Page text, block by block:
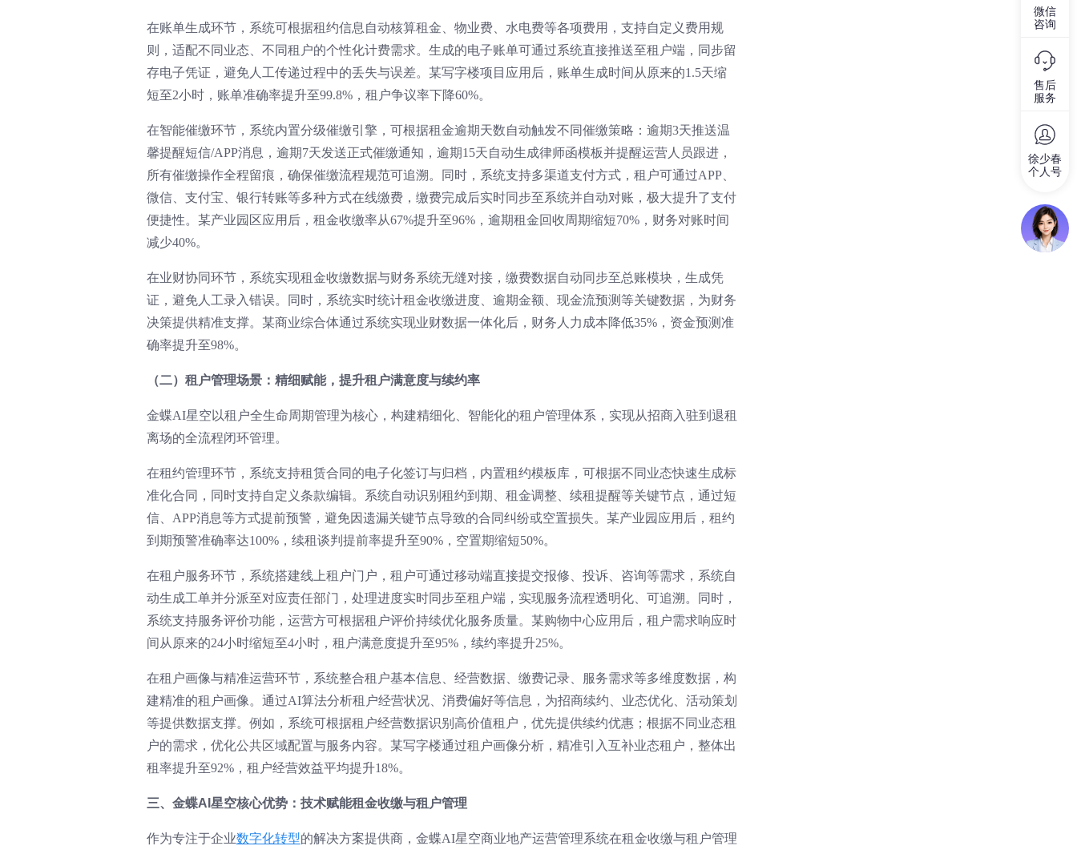
在账单生成环节，系统可根据租约信息自动核算租金、物业费、水电费等各项费用，支持自定义费用规
则，适配不同业态、不同租户的个性化计费需求。生成的电子账单可通过系统直接推送至租户端，同步留
存电子凭证，避免人工传递过程中的丢失与误差。某写字楼项目应用后，账单生成时间从原来的1.5天缩
短至2小时，账单准确率提升至99.8%，租户争议率下降60%。
在智能催缴环节，系统内置分级催缴引擎，可根据租金逾期天数自动触发不同催缴策略：逾期3天推送温
馨提醒短信/APP消息，逾期7天发送正式催缴通知，逾期15天自动生成律师函模板并提醒运营人员跟进，
所有催缴操作全程留痕，确保催缴流程规范可追溯。同时，系统支持多渠道支付方式，租户可通过APP、
微信、支付宝、银行转账等多种方式在线缴费，缴费完成后实时同步至系统并自动对账，极大提升了支付
便捷性。某产业园区应用后，租金收缴率从67%提升至96%，逾期租金回收周期缩短70%，财务对账时间
减少40%。
在业财协同环节，系统实现租金收缴数据与财务系统无缝对接，缴费数据自动同步至总账模块，生成凭
证，避免人工录入错误。同时，系统实时统计租金收缴进度、逾期金额、现金流预测等关键数据，为财务
决策提供精准支撑。某商业综合体通过系统实现业财数据一体化后，财务人力成本降低35%，资金预测准
确率提升至98%。
（二）租户管理场景：精细赋能，提升租户满意度与续约率
金蝶AI星空以租户全生命周期管理为核心，构建精细化、智能化的租户管理体系，实现从招商入驻到退租
离场的全流程闭环管理。
在租约管理环节，系统支持租赁合同的电子化签订与归档，内置租约模板库，可根据不同业态快速生成标
准化合同，同时支持自定义条款编辑。系统自动识别租约到期、租金调整、续租提醒等关键节点，通过短
信、APP消息等方式提前预警，避免因遗漏关键节点导致的合同纠纷或空置损失。某产业园应用后，租约
到期预警准确率达100%，续租谈判提前率提升至90%，空置期缩短50%。
在租户服务环节，系统搭建线上租户门户，租户可通过移动端直接提交报修、投诉、咨询等需求，系统自
动生成工单并分派至对应责任部门，处理进度实时同步至租户端，实现服务流程透明化、可追溯。同时，
系统支持服务评价功能，运营方可根据租户评价持续优化服务质量。某购物中心应用后，租户需求响应时
间从原来的24小时缩短至4小时，租户满意度提升至95%，续约率提升25%。
在租户画像与精准运营环节，系统整合租户基本信息、经营数据、缴费记录、服务需求等多维度数据，构
建精准的租户画像。通过AI算法分析租户经营状况、消费偏好等信息，为招商续约、业态优化、活动策划
等提供数据支撑。例如，系统可根据租户经营数据识别高价值租户，优先提供续约优惠；根据不同业态租
户的需求，优化公共区域配置与服务内容。某写字楼通过租户画像分析，精准引入互补业态租户，整体出
租率提升至92%，租户经营效益平均提升18%。
三、金蝶AI星空核心优势：技术赋能租金收缴与租户管理
作为专注于企业数字化转型的解决方案提供商，金蝶AI星空商业地产运营管理系统在租金收缴与租户管理
微信
咨询
售后
服务
徐少春
个人号